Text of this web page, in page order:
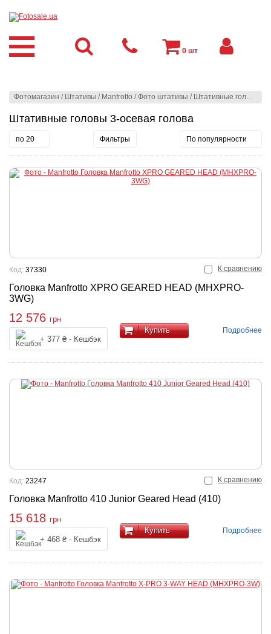
Фотомагазин / Штативы / Manfrotto /Фото штативы / Штативные головы
Штативные головы 3-осевая голова
по 20 Фильтры По популярности
К сравнению
Головка Manfrotto XPRO GEARED HEAD (MHXPRO-
3WG)
Код: 37330
12 576 грн
+ 377 ₴ - Кешбэк
Купить Подробнее
К сравнению
Головка Manfrotto 410 Junior Geared Head (410)
Код: 23247
15 618 грн
+ 468 ₴ - Кешбэк
Купить Подробнее
0 шт